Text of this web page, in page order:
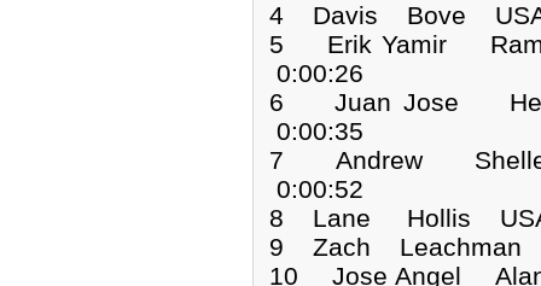
4 Davis Bove
5 Erik Yamir
0:00:26
6 Juan Jose
0:00:35
7 Andrew
0:00:52
8 Lane Hollis
9 Zach Leachman
10 Jose Angel